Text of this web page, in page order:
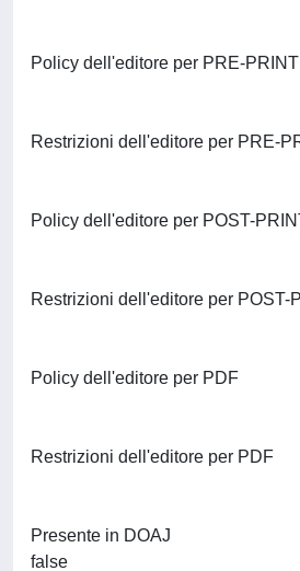
Policy dell'editore per PRE-PRINT
Restrizioni dell'editore per PRE-
Policy dell'editore per POST-
Restrizioni dell'editore per POST-
Policy dell'editore per PDF
Restrizioni dell'editore per PDF
Presente in DOAJ